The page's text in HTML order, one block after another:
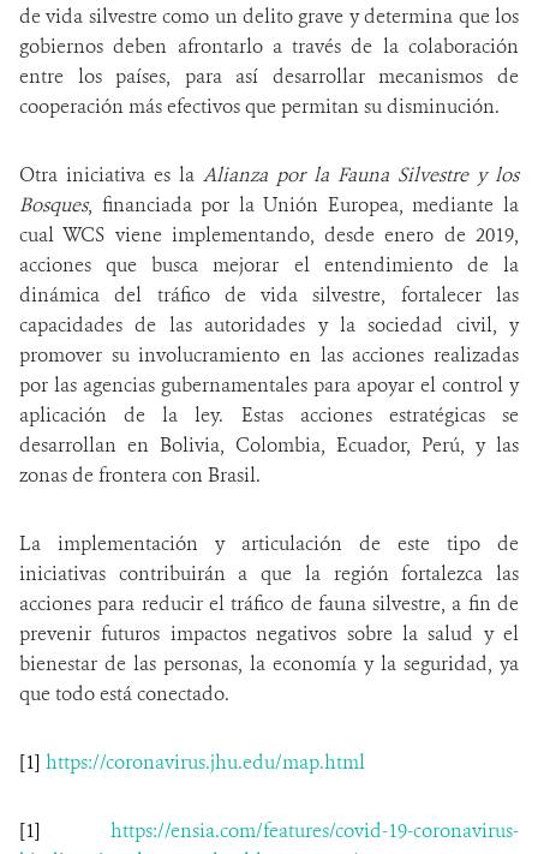
de vida silvestrecomo un delito grave y determina que los
gobiernos deben afrontarlo a través de la colaboración
entre los países, para así desarrollar mecanismos de
cooperación más efectivos que permitan su disminución.
Otra iniciativa es la Alianza por la Fauna Silvestre y los
Bosques, financiada por la Unión Europea, mediante la
cual WCS viene implementando, desde enero de 2019,
acciones que busca mejorar el entendimiento de la
dinámica del tráfico de vida silvestre, fortalecer las
capacidades de las autoridades y la sociedad civil, y
promover su involucramiento en las acciones realizadas
por las agencias gubernamentales para apoyar el control y
aplicación de la ley. Estas acciones estratégicas se
desarrollan en Bolivia, Colombia, Ecuador, Perú, y las
zonas de frontera con Brasil.
La implementación y articulación de este tipo de
iniciativas contribuirán a que la región fortalezca las
acciones para reducir el tráfico de fauna silvestre, a fin de
prevenir futuros impactos negativos sobre la salud y el
bienestar de las personas, la economía y la seguridad, ya
que todo está conectado.
[1] https://coronavirus.jhu.edu/map.html
[1]
https://ensia.com/features/covid-19-coronavirus-